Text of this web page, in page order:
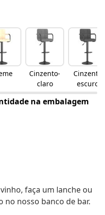
Cinzento-
claro
Cinzento
escuro
na embalagem
faça um lanche ou
no nosso banco de bar.